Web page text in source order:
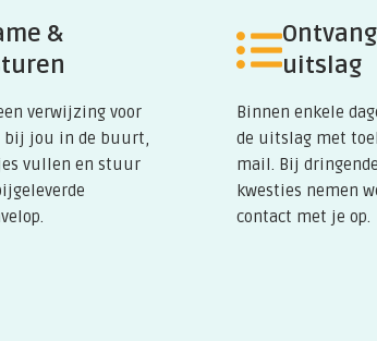
&
verwijzing voor
bij jou in de buurt,
vullen en stuur
uitslag
Binnen enkele
de uitslag met
mail. Bij
kwesties nemen
contact met je op.